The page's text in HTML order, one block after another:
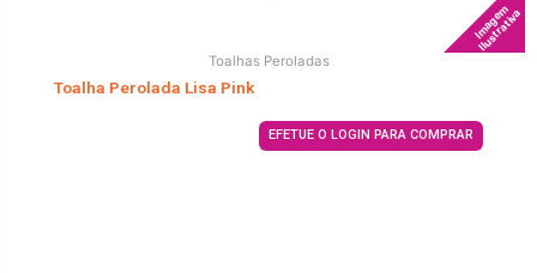
Imagem
Ilustrativa
Toalhas Peroladas
Toalha Perolada Lisa Pink
EFETUE O LOGIN PARA COMPRAR